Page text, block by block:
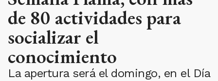
de 80 actividades para
socializar el
conocimiento
La apertura será el domingo, en el Día